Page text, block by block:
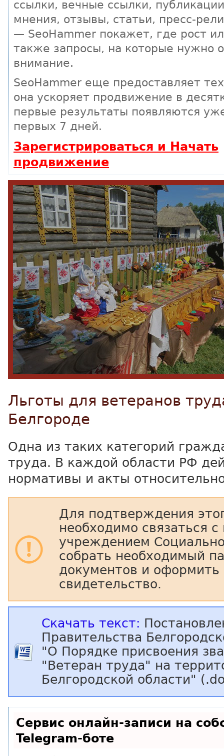
ссылки, вечные ссылки,
мнения, отзывы, статьи, пресс-
— SeoHammer покажет, где рост
также запросы, на которые нужно
внимание.
SeoHammer еще предоставляет
она ускоряет продвижение в
первые результаты появляются
первых 7 дней.
Зарегистрироваться и Начать
продвижение
Льготы для ветеранов
Белгороде
Одна из таких категорий
труда. В каждой области РФ
нормативы и акты
Для подтверждения
необходимо связаться
учреждением
собрать необходимый
документов и оформить
свидетельство.
Скачать текст:
Правительства
"О Порядке присвоения
"Ветеран труда" на
Белгородской области"
Сервис онлайн-записи на
Telegram-боте